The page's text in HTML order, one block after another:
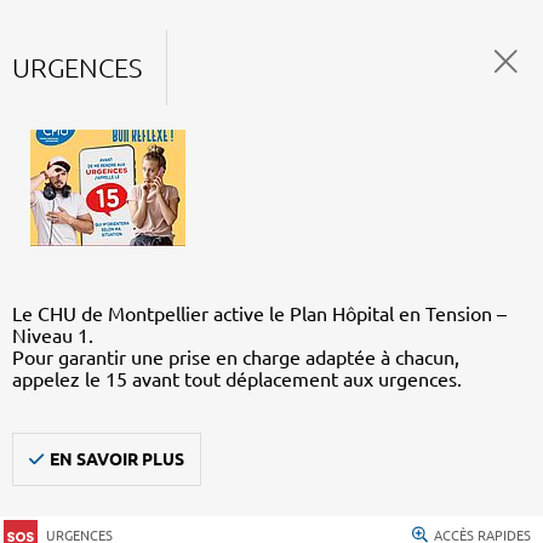
URGENCES
Le CHU de Montpellier active le Plan Hôpital en Tension –
Niveau 1.
Pour garantir une prise en charge adaptée à chacun,
appelez le 15 avant tout déplacement aux urgences.
EN SAVOIR PLUS
URGENCES ACCÈS RAPIDES